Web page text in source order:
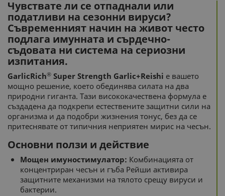
Чувствате ли се отпаднали или
податливи на сезонни вируси?
Съвременният начин на живот често
подлага имунната и сърдечно-
съдовата ни система на сериозни
изпитания.
GarlicRich® Super Strength Garlic+Reishi е вашето
мощно решение, което обединява силата на два
природни гиганта. Тази висококачествена формула е
създадена да подкрепи естествените защитни сили на
организма и да подобри жизнения тонус, без да се
притеснявате от типичния неприятен мирис на чесън.
Основни ползи и действие
Мощен имуностимулатор: Комбинацията от
концентриран чесън и гъба Рейши активира
защитните механизми на тялото срещу вируси и
бактерии.